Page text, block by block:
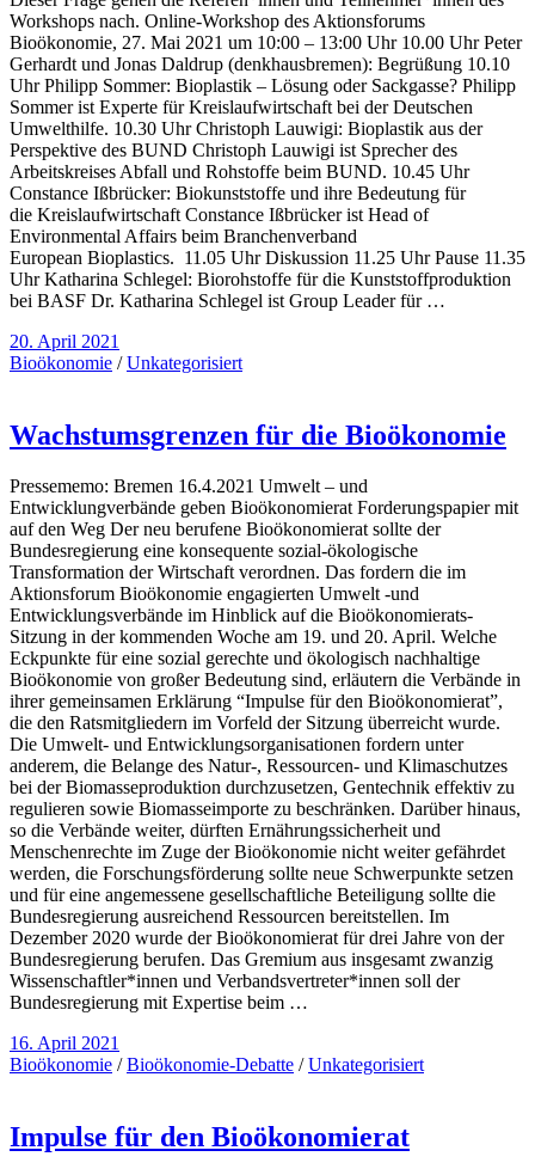
Workshops nach. Online-Workshop des Aktionsforums
Bioökonomie, 27. Mai 2021 um 10:00 – 13:00 Uhr 10.00 Uhr Peter
Gerhardt und Jonas Daldrup (denkhausbremen): Begrüßung 10.10
Uhr Philipp Sommer: Bioplastik – Lösung oder Sackgasse? Philipp
Sommer ist Experte für Kreislaufwirtschaft bei der Deutschen
Umwelthilfe. 10.30 Uhr Christoph Lauwigi: Bioplastik aus der
Perspektive des BUND Christoph Lauwigi ist Sprecher des
Arbeitskreises Abfall und Rohstoffe beim BUND. 10.45 Uhr
Constance Ißbrücker: Biokunststoffe und ihre Bedeutung für
die Kreislaufwirtschaft Constance Ißbrücker ist Head of
Environmental Affairs beim Branchenverband
European Bioplastics. 11.05 Uhr Diskussion 11.25 Uhr Pause 11.35
Uhr Katharina Schlegel: Biorohstoffe für die Kunststoffproduktion
bei BASF Dr. Katharina Schlegel ist Group Leader für …
20. April 2021
Bioökonomie /Unkategorisiert
Wachstumsgrenzen für die Bioökonomie
Pressememo: Bremen 16.4.2021 Umwelt – und
Entwicklungverbände geben Bioökonomierat Forderungspapier mit
auf den Weg Der neu berufene Bioökonomierat sollte der
Bundesregierung eine konsequente sozial-ökologische
Transformation der Wirtschaft verordnen. Das fordern die im
Aktionsforum Bioökonomie engagierten Umwelt -und
Entwicklungsverbände im Hinblick auf die Bioökonomierats-
Sitzung in der kommenden Woche am 19. und 20. April. Welche
Eckpunkte für eine sozial gerechte und ökologisch nachhaltige
Bioökonomie von großer Bedeutung sind, erläutern die Verbände in
ihrer gemeinsamen Erklärung “Impulse für den Bioökonomierat”,
die den Ratsmitgliedern im Vorfeld der Sitzung überreicht wurde.
Die Umwelt- und Entwicklungsorganisationen fordern unter
anderem, die Belange des Natur-, Ressourcen- und Klimaschutzes
bei der Biomasseproduktion durchzusetzen, Gentechnik effektiv zu
regulieren sowie Biomasseimporte zu beschränken. Darüber hinaus,
so die Verbände weiter, dürften Ernährungssicherheit und
Menschenrechte im Zuge der Bioökonomie nicht weiter gefährdet
werden, die Forschungsförderung sollte neue Schwerpunkte setzen
und für eine angemessene gesellschaftliche Beteiligung sollte die
Bundesregierung ausreichend Ressourcen bereitstellen. Im
Dezember 2020 wurde der Bioökonomierat für drei Jahre von der
Bundesregierung berufen. Das Gremium aus insgesamt zwanzig
Wissenschaftler*innen und Verbandsvertreter*innen soll der
Bundesregierung mit Expertise beim …
16. April 2021
Bioökonomie /Bioökonomie-Debatte /Unkategorisiert
Impulse für den Bioökonomierat